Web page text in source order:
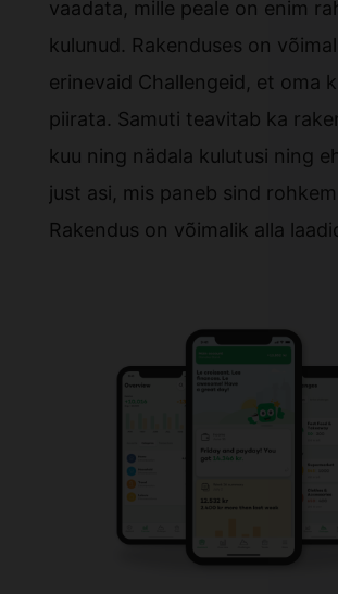
vaadata, mille peale on enim
kulunud. Rakenduses on
erinevaid Challengeid, et oma
piirata. Samuti teavitab ka
kuu ning nädala kulutusi ning
just asi, mis paneb sind
Rakendus on võimalik alla